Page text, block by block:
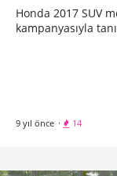
Honda 2017 SUV
kampanyasıyla
9 yıl önce · 14